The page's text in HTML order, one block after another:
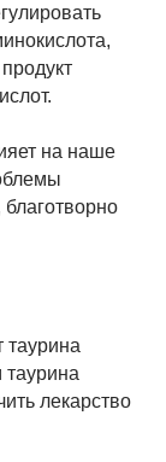
на наше
таурина
лекарство